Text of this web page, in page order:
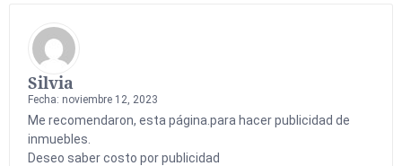
Silvia
Fecha: noviembre 12, 2023
Me recomendaron, esta página.para hacer publicidad de
inmuebles.
Deseo saber costo por publicidad